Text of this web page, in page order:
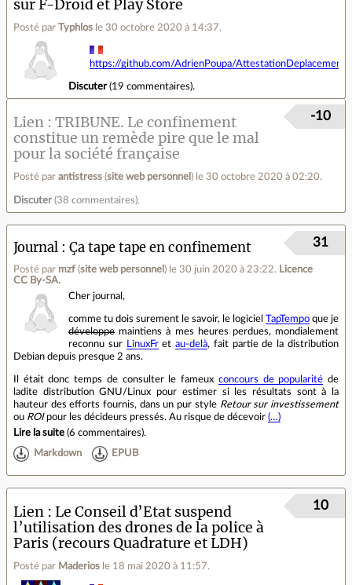
sur F-Droid et Play Store
Posté par Typhlos le 30 octobre 2020 à 14:37.
https://github.com/AdrienPoupa/AttestationDeplacement
Discuter(19 commentaires).
Lien
TRIBUNE. Le confinement
constitue un remède pire que le mal
pour la société française
Posté par antistress (site web personnel ) le 30 octobre 2020 à 02:20.
-10
Discuter (38 commentaires).
Journal Ça tape tape en confinement
Posté par mzf (site web personnel ) le 30 juin 2020 à 23:22. Licence
CC By‑SA.
31
Cher journal,
comme tu dois surement le savoir, le logiciel TapTempo que je
développe maintiens à mes heures perdues, mondialement
reconnu sur
LinuxFretau-delà, fait partie de la distribution
Debian depuis presque 2 ans.
Il était donc temps de consulter le fameux concours de popularité de
ladite distribution GNU/Linux pour estimer si les résultats sont à la
hauteur des efforts fournis, dans un pur style Retour sur investissement
ou ROIpour les décideurs pressés. Au risque de décevoir (…)
Lire la suite (6 commentaires).
Markdown EPUB
Lien
Le Conseil d’Etat suspend
l’utilisation des drones de la police à
Paris (recours Quadrature et LDH)
Posté par Maderios le 18 mai 2020 à 11:57.
10